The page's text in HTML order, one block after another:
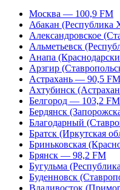
Москва — 100,9 FM
Абакан
Александровское
Альметьевск
Анапа
Арзгир
Астрахань — 90,5 FM
Ахтубинск
Белгород — 103,2 FM
Бердянск
Благодарный
Братск (Иркутская
Бриньковская
Брянск — 98,2 FM
Бугульма
Буденновск
Владивосток